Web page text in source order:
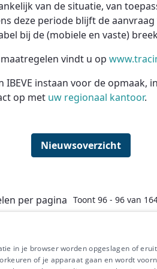
van de situatie, van
deze periode blijft de
bij de (mobiele en vaste)
vindt u op
instaan voor de opmaak,
op met uw regionaal kantoor.
Nieuwsoverzicht
per pagina Toont 96 - 96 van
in je browser worden opgeslagen of
of je apparaat gaan en wordt